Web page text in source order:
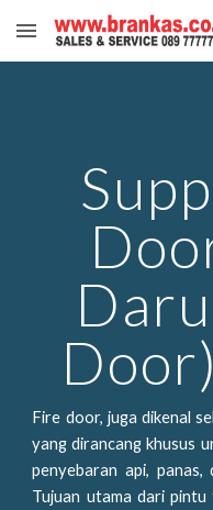
Skip to main content
Door)
Fire door, juga dikenal
yang dirancang khusus
penyebaran api, panas,
Tujuan utama dari pintu